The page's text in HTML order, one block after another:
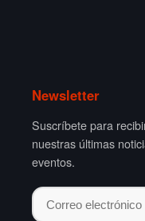
Newsletter
Suscríbete para
nuestras últimas
eventos.